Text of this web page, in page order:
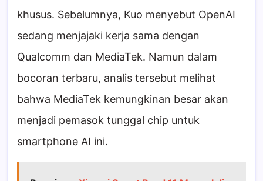
khusus. Sebelumnya, Kuo menyebut OpenAI
sedang menjajaki kerja sama dengan
Qualcomm dan MediaTek. Namun dalam
bocoran terbaru, analis tersebut melihat
bahwa MediaTek kemungkinan besar akan
menjadi pemasok tunggal chip untuk
smartphone AI ini.